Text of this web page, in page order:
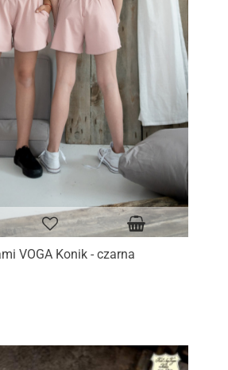
VOGA Konik - czarna